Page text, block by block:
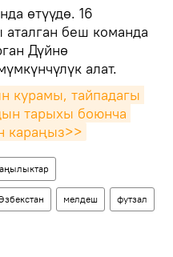
өтүүдө. 16
беш команда
Дүйнө
алат.
курамы, тайпадагы
тарыхы боюнча
караңыз>>
мелдеш футзал